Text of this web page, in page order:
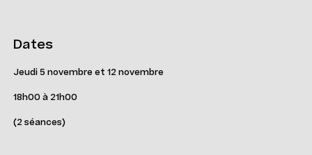
Dates
Jeudi 5 novembre et 12 novembre
18h00 à 21h00
(2 séances)